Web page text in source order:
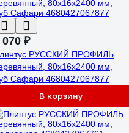
070 ₽
РУССКИЙ ПРОФИЛЬ
80х16х2400 мм,
Сафари 4680427067877
В корзину